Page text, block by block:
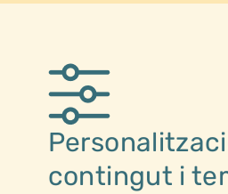
contingut i